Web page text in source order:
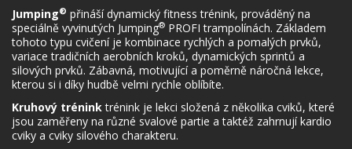
Jumping® přináší dynamický fitness trénink, prováděný na
speciálně vyvinutých Jumping® PROFI trampolínách. Základem
tohoto typu cvičení je kombinace rychlých a pomalých prvků,
variace tradičních aerobních kroků, dynamických sprintů a
silových prvků. Zábavná, motivující a poměrně náročná lekce,
kterou si i díky hudbě velmi rychle oblíbíte.
Kruhový tréninktrénink je lekci složená z několika cviků, které
jsou zaměřeny na různé svalové partie a taktéž zahrnují kardio
cviky a cviky silového charakteru.